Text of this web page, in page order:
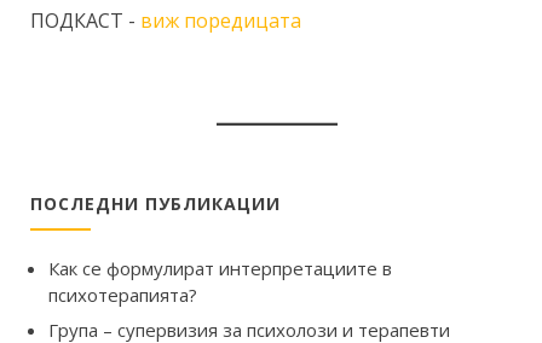
ПОДКАСТ - виж поредицата
ПОСЛЕДНИ ПУБЛИКАЦИИ
Как се формулират интерпретациите в
психотерапията?
Група – супервизия за психолози и терапевти